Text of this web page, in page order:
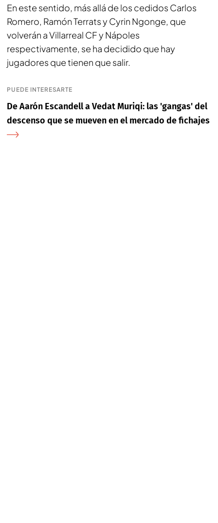
En este sentido, más allá de los cedidos Carlos
Romero, Ramón Terrats y Cyrin Ngonge, que
volverán a Villarreal CF y Nápoles
respectivamente, se ha decidido que hay
jugadores que tienen que salir.
PUEDE INTERESARTE
De Aarón Escandell a Vedat Muriqi: las 'gangas' del
descenso que se mueven en el mercado de fichajes